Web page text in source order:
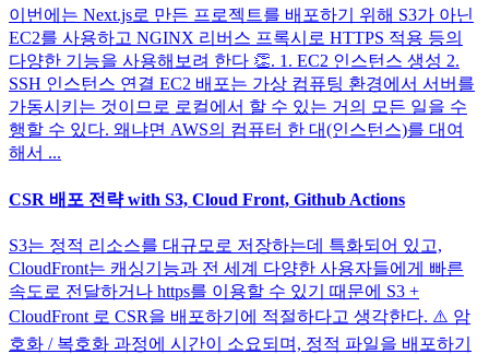
이번에는 Next.js로 만든 프로젝트를 배포하기 위해 S3가 아닌
EC2를 사용하고 NGINX 리버스 프록시로 HTTPS 적용 등의
다양한 기능을 사용해보려 한다 👏. 1. EC2 인스턴스 생성 2.
SSH 인스턴스 연결 EC2 배포는 가상 컴퓨팅 환경에서 서버를
가동시키는 것이므로 로컬에서 할 수 있는 거의 모든 일을 수
행할 수 있다. 왜냐면 AWS의 컴퓨터 한 대(인스턴스)를 대여
해서 ...
CSR 배포 전략 with S3, Cloud Front, Github Actions
S3는 정적 리소스를 대규모로 저장하는데 특화되어 있고,
CloudFront는 캐싱기능과 전 세계 다양한 사용자들에게 빠른
속도로 전달하거나 https를 이용할 수 있기 때문에 S3 +
CloudFront 로 CSR을 배포하기에 적절하다고 생각한다. ⚠️ 암
호화 / 복호화 과정에 시간이 소요되며, 정적 파일을 배포하기